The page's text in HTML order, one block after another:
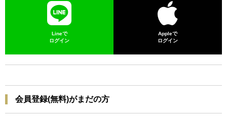
Lineで
ログイン
Appleで
ログイン
会員登録(無料)がまだの方